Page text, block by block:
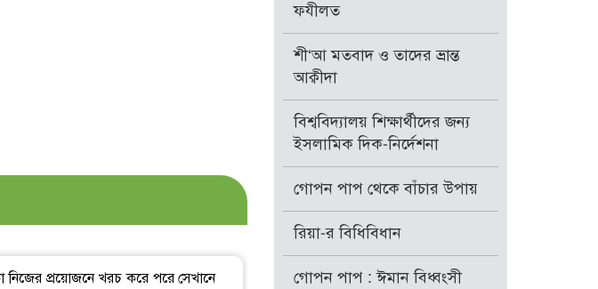
প্রয়োজনে খরচ করে পরে সেখানে
ফযীলত
শী‘আ মতবাদ ও তাদের ভ্রান্ত
আক্বীদা
বিশ্ববিদ্যালয় শিক্ষার্থীদের জন্য
ইসলামিক দিক-নির্দেশনা
গোপন পাপ থেকে বাঁচার উপায়
রিয়া-র বিধিবিধান
গোপন পাপ : ঈমান বিধ্বংসী